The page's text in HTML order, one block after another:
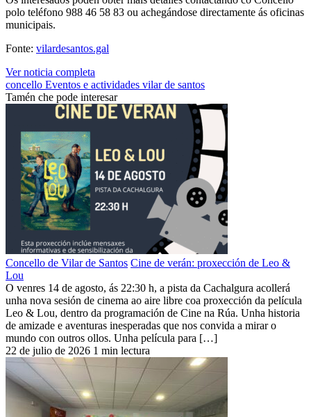
polo teléfono 988 46 58 83 ou achegándose directamente ás oficinas
municipais.
Fonte: vilardesantos.gal
Ver noticia completa
concello Eventos e actividades vilar de santos
Tamén che pode interesar
Concello de Vilar de Santos Cine de verán: proxección de Leo &
Lou
O venres 14 de agosto, ás 22:30 h, a pista da Cachalgura acollerá
unha nova sesión de cinema ao aire libre coa proxección da película
Leo & Lou, dentro da programación de Cine na Rúa. Unha historia
de amizade e aventuras inesperadas que nos convida a mirar o
mundo con outros ollos. Unha película para […]
22 de julio de 2026 1 min lectura